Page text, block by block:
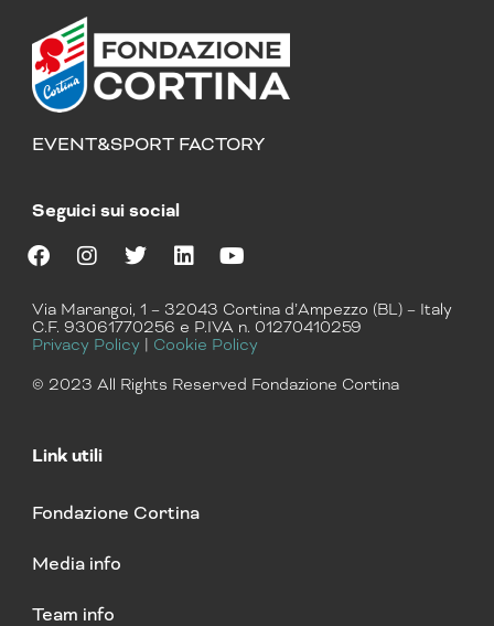
EVENT&SPORT FACTORY
Seguici sui social
a
c
e
o
s
t
g
m
w
i
t
e
i
n
k
d
o
u
t
b
Via Marangoi, 1 – 32043 Cortina d’Ampezzo (BL) – Italy
C.F. 93061770256 e P.IVA n. 01270410259
Privacy Policy
Cookie Policy
© 2023 All Rights Reserved Fondazione Cortina
Link utili
Fondazione Cortina
Media info
Team info